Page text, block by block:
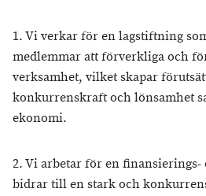
1. Vi verkar för en lagstiftning
medlemmar att förverkliga och
verksamhet, vilket skapar
konkurrenskraft och lönsamhet
ekonomi.
2. Vi arbetar för en
bidrar till en stark och